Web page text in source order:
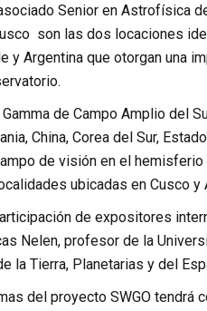
Senior en Astrofísica
son las dos locaciones
y Argentina que otorgan una
de Campo Amplio del
China, Corea del Sur,
de visión en el
ubicadas en Cusco
de expositores
Nelen, profesor de la
la Tierra, Planetarias y del
del proyecto SWGO